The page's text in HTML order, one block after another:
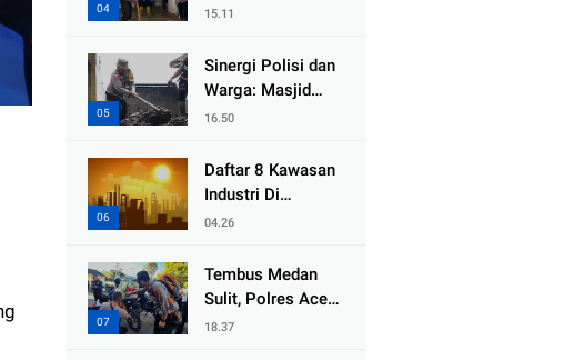
Warga
Kemanusiaan
Pascabanjir di
15.11
Sinergi Polisi dan
Warga: Masjid
Syuhada, Bener
dari Duka Bencana
16.50
Daftar 8 Kawasan
Industri Di
Kabupaten Bekasi,
Cinlok Juga Ada
Gak ?
04.26
Tembus Medan
Sulit, Polres Aceh
Tengah
18.37